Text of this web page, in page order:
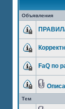
Объявления
FaQ по
Тем